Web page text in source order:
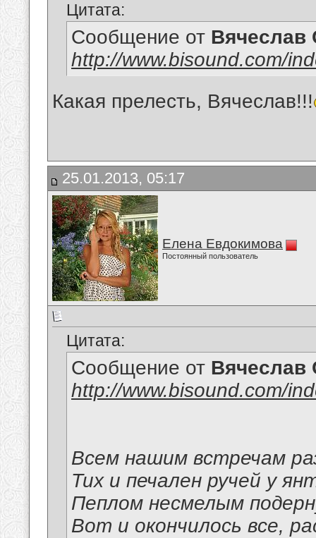
Цитата:
Сообщение от Вячеслав
http://www.bisound.com/
Какая прелесть, Вячеслав!!!
25.01.2013, 05:17
Елена Евдокимова
Постоянный пользователь
Цитата:
Сообщение от Вячеслав
http://www.bisound.com/
Всем нашим встречам
Тих и печален ручей у
Пеплом несмелым
Вот и окончилось все,